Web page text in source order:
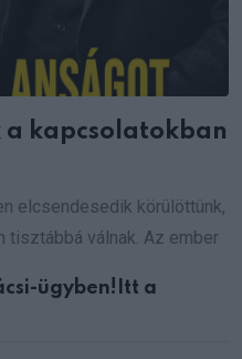
a kapcsolatokban
elcsendesedik körülöttünk,
tisztábbá válnak. Az ember
ügyben!Itt a